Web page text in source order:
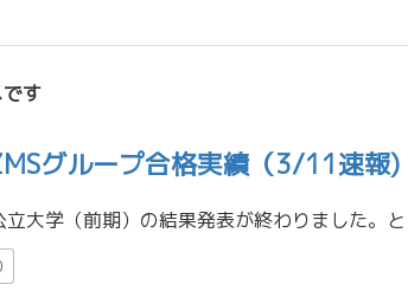
す
グループ合格実績（3/11速報)